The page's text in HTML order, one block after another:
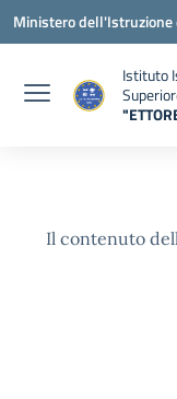
Vai ai contenuti
Vai al menu di navigazione
Vai al footer
Ministero dell'Istruzione
Istituto
Il contenuto